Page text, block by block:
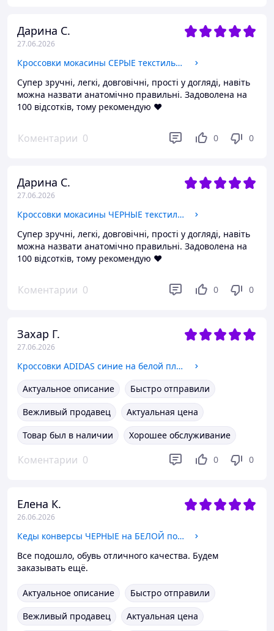
Дарина С.
27.06.2026
Кроссовки мокасины СЕРЫЕ текстильные стрейч слипоны на белой гибкой подошве мужские унисекс весна лето 42
Супер зручні, легкі, довговічні, прості у догляді, навіть
можна назвати анатомічно правильні. Задоволена на
100 відсотків, тому рекомендую ♥️
Коментарии 0 0 0
Дарина С.
27.06.2026
Кроссовки мокасины ЧЕРНЫЕ текстильные стрейч слипоны на белой гибкой подошве мужские унисекс весна лето
Супер зручні, легкі, довговічні, прості у догляді, навіть
можна назвати анатомічно правильні. Задоволена на
100 відсотків, тому рекомендую ♥️
Коментарии 0 0 0
Захар Г.
27.06.2026
Кроссовки ADIDAS синие на белой плоской подошве замша унисекс демисезон 37 - 23.5 см
Актуальное описание
Быстро отправили
Вежливый продавец
Актуальная цена
Товар был в наличии
Хорошее обслуживание
Коментарии 0 0 0
Елена К.
26.06.2026
Кеды конверсы ЧЕРНЫЕ на БЕЛОЙ подошве текстиль весна лето женские унисек 39
Все подошло, обувь отличного качества. Будем
заказывать ещё.
Актуальное описание
Быстро отправили
Вежливый продавец
Актуальная цена